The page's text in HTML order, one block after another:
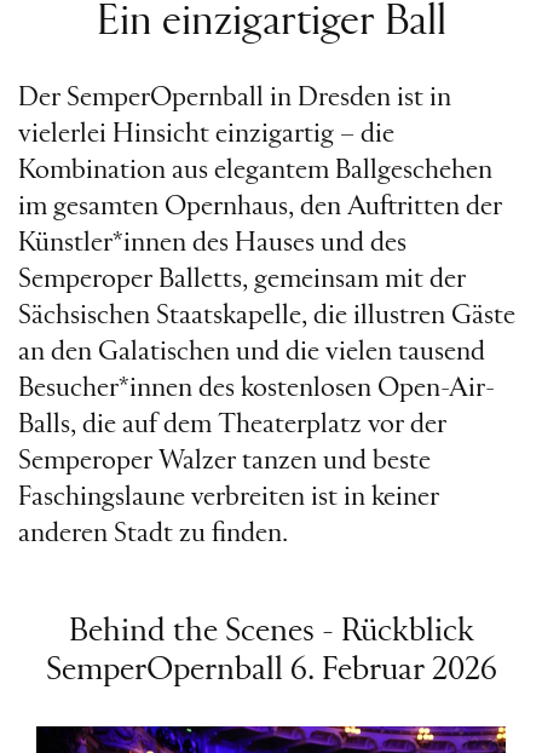
Ein einzigartiger Ball
Der SemperOpernball in Dresden ist in
vielerlei Hinsicht einzigartig – die
Kombination aus elegantem Ballgeschehen
im gesamten Opernhaus, den Auftritten der
Künstler*innen des Hauses und des
Semperoper Balletts, gemeinsam mit der
Sächsischen Staatskapelle, die illustren Gäste
an den Galatischen und die vielen tausend
Besucher*innen des kostenlosen Open-Air-
Balls, die auf dem Theaterplatz vor der
Semperoper Walzer tanzen und beste
Faschingslaune verbreiten ist in keiner
anderen Stadt zu finden.
Behind the Scenes - Rückblick
SemperOpernball 6. Februar 2026